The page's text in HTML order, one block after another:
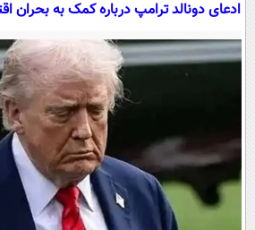
سیاسی
اقتصادی
خودرو
جامعه
اجتماعی
حوادث
سلامت
یک برش دانایی
ورزشی
بین الملل
سیاست خارجی
فرهنگ و هنر
علم و دانش
فناوری و It
قرآن
ادعای دونالد ترامپ درباره کمک به بحران